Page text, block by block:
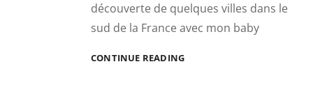
découverte de quelques villes dans le
sud de la France avec mon baby
CONTINUE READINGRAILTRIP